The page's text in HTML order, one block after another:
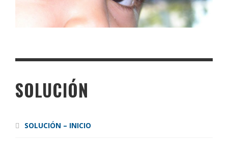
SOLUCIÓN
SOLUCIÓN – INICIO